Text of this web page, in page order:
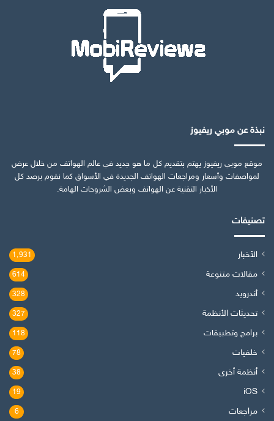
نبذة عن موبي ريفيوز
موقع موبي ريفيوز يهتم بتقديم كل ما هو جديد في عالم الهواتف من خلال عرض
لمواصفات وأسعار ومراجعات الهواتف الجديدة في الأسواق كما نقوم برصد كل
الأخبار التقنية عن الهواتف وبعض الشروحات الهامة.
تصنيفات
الأخبار 1٬931
مقالات متنوعة 614
أندرويد 328
تحديثات الأنظمة 327
برامج وتطبيقات 118
خلفيات 78
أنظمة أخرى 38
iOS
19
مراجعات 6